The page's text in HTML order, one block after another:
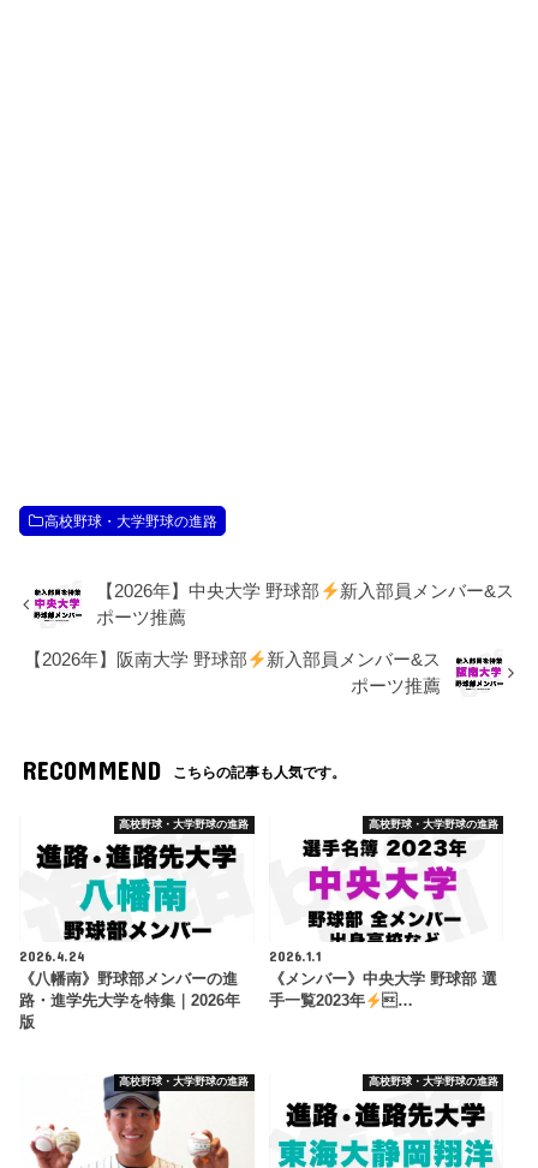
高校野球・大学野球の進路
【2026年】中央大学 野球部
新入部員メンバー&ス
ポーツ推薦
【2026年】阪南大学 野球部
新入部員メンバー&ス
ポーツ推薦
RECOMMEND こちらの記事も人気です。
高校野球・大学野球の進路
2026.4.24
《八幡南》野球部メンバーの進
路・進学先大学を特集｜2026年
版
高校野球・大学野球の進路
2026.1.1
《メンバー》中央大学 野球部 選
手一覧2023年
…
高校野球・大学野球の進路 高校野球・大学野球の進路